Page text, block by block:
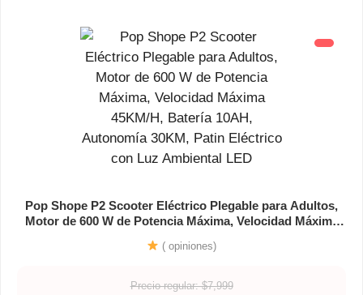
Pop Shope P2 Scooter Eléctrico Plegable para Adultos,
Motor de 600 W de Potencia Máxima, Velocidad Máxima
con Luz Ambiental LED
( opiniones)
Precio regular: $7,999